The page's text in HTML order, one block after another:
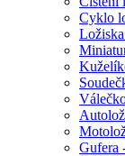
Cyklo
Gufera